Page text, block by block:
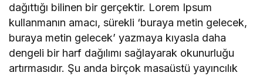
dağıttığı bilinen bir gerçektir. Lorem Ipsum
kullanmanın amacı, sürekli ‘buraya metin gelecek,
buraya metin gelecek’ yazmaya kıyasla daha
dengeli bir harf dağılımı sağlayarak okunurluğu
artırmasıdır. Şu anda birçok masaüstü yayıncılık